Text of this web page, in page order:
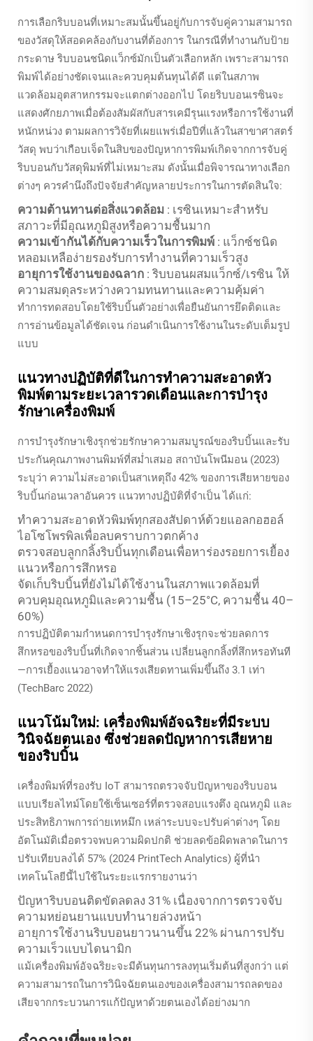
การเลือกริบบอนที่เหมาะสมนั้นขึ้นอยู่กับการจับคู่ความสามารถ
ของวัสดุให้สอดคล้องกับงานที่ต้องการ ในกรณีที่ทำงานกับป้าย
กระดาษ ริบบอนชนิดแว็กซ์มักเป็นตัวเลือกหลัก เพราะสามารถ
พิมพ์ได้อย่างชัดเจนและควบคุมต้นทุนได้ดี แต่ในสภาพ
แวดล้อมอุตสาหกรรมจะแตกต่างออกไป โดยริบบอนเรซินจะ
แสดงศักยภาพเมื่อต้องสัมผัสกับสารเคมีรุนแรงหรือการใช้งานที่
หนักหน่วง ตามผลการวิจัยที่เผยแพร่เมื่อปีที่แล้วในสาขาศาสตร์
วัสดุ พบว่าเกือบเจ็ดในสิบของปัญหาการพิมพ์เกิดจากการจับคู่
ริบบอนกับวัสดุพิมพ์ที่ไม่เหมาะสม ดังนั้นเมื่อพิจารณาทางเลือก
ต่างๆ ควรคำนึงถึงปัจจัยสำคัญหลายประการในการตัดสินใจ:
ความต้านทานต่อสิ่งแวดล้อม : เรซินเหมาะสำหรับ
สภาวะที่มีอุณหภูมิสูงหรือความชื้นมาก
ความเข้ากันได้กับความเร็วในการพิมพ์ : แว็กซ์ชนิด
หลอมเหลือง่ายรองรับการทำงานที่ความเร็วสูง
อายุการใช้งานของฉลาก : ริบบอนผสมแว็กซ์/เรซิน ให้
ความสมดุลระหว่างความทนทานและความคุ้มค่า
ทำการทดสอบโดยใช้ริบบิ้นตัวอย่างเพื่อยืนยันการยึดติดและ
การอ่านข้อมูลได้ชัดเจน ก่อนดำเนินการใช้งานในระดับเต็มรูป
แบบ
แนวทางปฏิบัติที่ดีในการทำความสะอาดหัว
พิมพ์ตามระยะเวลารวดเดือนและการบำรุง
รักษาเครื่องพิมพ์
การบำรุงรักษาเชิงรุกช่วยรักษาความสมบูรณ์ของริบบิ้นและรับ
ประกันคุณภาพงานพิมพ์ที่สม่ำเสมอ สถาบันโพนีมอน (2023)
ระบุว่า ความไม่สะอาดเป็นสาเหตุถึง 42% ของการเสียหายของ
ริบบิ้นก่อนเวลาอันควร แนวทางปฏิบัติที่จำเป็น ได้แก่:
ทำความสะอาดหัวพิมพ์ทุกสองสัปดาห์ด้วยแอลกอฮอล์
ไอโซโพรพิลเพื่อลบคราบกาวตกค้าง
ตรวจสอบลูกกลิ้งริบบิ้นทุกเดือนเพื่อหาร่องรอยการเยื้อง
แนวหรือการสึกหรอ
จัดเก็บริบบิ้นที่ยังไม่ได้ใช้งานในสภาพแวดล้อมที่
ควบคุมอุณหภูมิและความชื้น (15–25°C, ความชื้น 40–
60%)
การปฏิบัติตามกำหนดการบำรุงรักษาเชิงรุกจะช่วยลดการ
สึกหรอของริบบิ้นที่เกิดจากชิ้นส่วน เปลี่ยนลูกกลิ้งที่สึกหรอทันที
—การเยื้องแนวอาจทำให้แรงเสียดทานเพิ่มขึ้นถึง 3.1 เท่า
(TechBarc 2022)
แนวโน้มใหม่: เครื่องพิมพ์อัจฉริยะที่มีระบบ
วินิจฉัยตนเอง ซึ่งช่วยลดปัญหาการเสียหาย
ของริบบิ้น
เครื่องพิมพ์ที่รองรับ IoT สามารถตรวจจับปัญหาของริบบอน
แบบเรียลไทม์โดยใช้เซ็นเซอร์ที่ตรวจสอบแรงตึง อุณหภูมิ และ
ประสิทธิภาพการถ่ายเทหมึก เหล่าระบบจะปรับค่าต่างๆ โดย
อัตโนมัติเมื่อตรวจพบความผิดปกติ ช่วยลดข้อผิดพลาดในการ
ปรับเทียบลงได้ 57% (2024 PrintTech Analytics) ผู้ที่นำ
เทคโนโลยีนี้ไปใช้ในระยะแรกรายงานว่า
ปัญหาริบบอนติดขัดลดลง 31% เนื่องจากการตรวจจับ
ความหย่อนยานแบบทำนายล่วงหน้า
อายุการใช้งานริบบอนยาวนานขึ้น 22% ผ่านการปรับ
ความเร็วแบบไดนามิก
แม้เครื่องพิมพ์อัจฉริยะจะมีต้นทุนการลงทุนเริ่มต้นที่สูงกว่า แต่
ความสามารถในการวินิจฉัยตนเองของเครื่องสามารถลดของ
เสียจากกระบวนการแก้ปัญหาด้วยตนเองได้อย่างมาก